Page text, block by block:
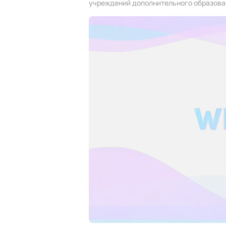
учреждений дополнительного